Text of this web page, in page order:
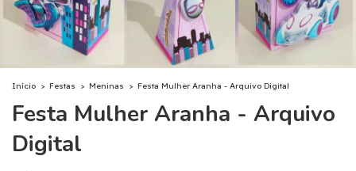
Início > Festas > Meninas > Festa Mulher Aranha - Arquivo Digital
Festa Mulher Aranha - Arquivo
Digital